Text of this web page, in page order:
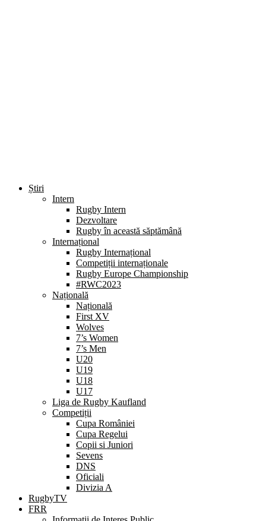
Știri
Intern
Rugby Intern
Dezvoltare
Rugby în această săptămână
Internațional
Rugby Internațional
Competiții internaționale
Rugby Europe Championship
#RWC2023
Națională
Națională
First XV
Wolves
7’s Women
7’s Men
U20
U19
U18
U17
Liga de Rugby Kaufland
Competiții
Cupa României
Cupa Regelui
Copii si Juniori
Sevens
DNS
Oficiali
Divizia A
RugbyTV
FRR